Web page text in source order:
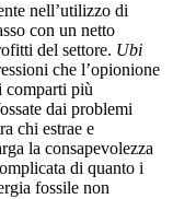
nell’utilizzo di
con un netto
del settore. Ubi
che l’opionione
comparti più
dai problemi
chi estrae e
la consapevolezza
di quanto i
fossile non